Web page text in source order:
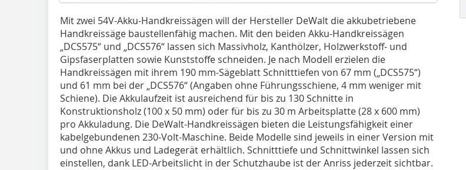
Mit zwei 54V-Akku-Handkreissägen will der Her­steller DeWalt die akkubetriebene
Handkreissäge bau­­stellenfähig machen. Mit den beiden Akku-Handkreissägen
„DCS575“ und „DCS576“ lassen sich Massivholz, Kanthölzer, Holzwerkstoff- und
Gipsfaserplatten sowie Kunststoffe schneiden. Je nach Modell erzielen die
Handkreissägen mit ihrem 190 mm-Sägeblatt Schnitttiefen von 67 mm („DCS575“)
und 61 mm bei der „DCS576“ (Angaben ohne Führungsschiene, 4 mm weniger mit
Schiene). Die Akkulaufzeit ist ausreichend für bis zu 130 Schnitte in
Konstruktionsholz (100 x 50 mm) oder für bis zu 30 m Arbeitsplatte (28 x 600 mm)
pro Akkuladung. Die DeWalt-Handkreissägen bieten die Leistungsfähigkeit einer
kabelgebundenen 230-Volt-Maschine. Beide Modelle sind jeweils in einer Version mit
und ohne Akkus und Ladegerät erhältlich. Schnitttiefe und Schnittwinkel lassen sich
einstellen, dank LED-Arbeitslicht in der Schutzhaube ist der Anriss jederzeit sichtbar.